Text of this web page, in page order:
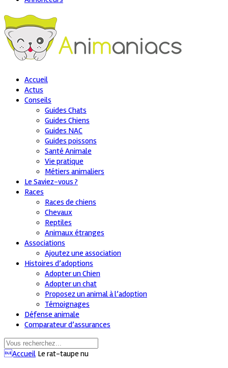
Accueil
Actus
Conseils
Guides Chats
Guides Chiens
Guides NAC
Guides poissons
Santé Animale
Vie pratique
Métiers animaliers
Le Saviez-vous ?
Races
Races de chiens
Chevaux
Reptiles
Animaux étranges
Associations
Ajoutez une association
Histoires d’adoptions
Adopter un Chien
Adopter un chat
Proposez un animal à l’adoption
Témoignages
Défense animale
Comparateur d’assurances
Accueil Le rat-taupe nu